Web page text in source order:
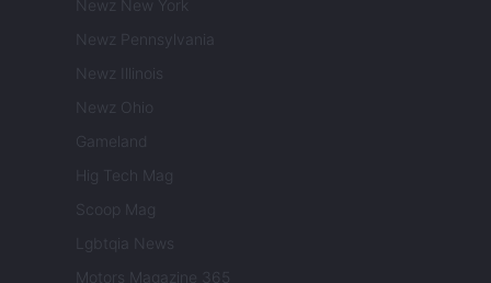
Newz New York
Newz Pennsylvania
Newz Illinois
Newz Ohio
Gameland
Hig Tech Mag
Scoop Mag
Lgbtqia News
Motors Magazine 365